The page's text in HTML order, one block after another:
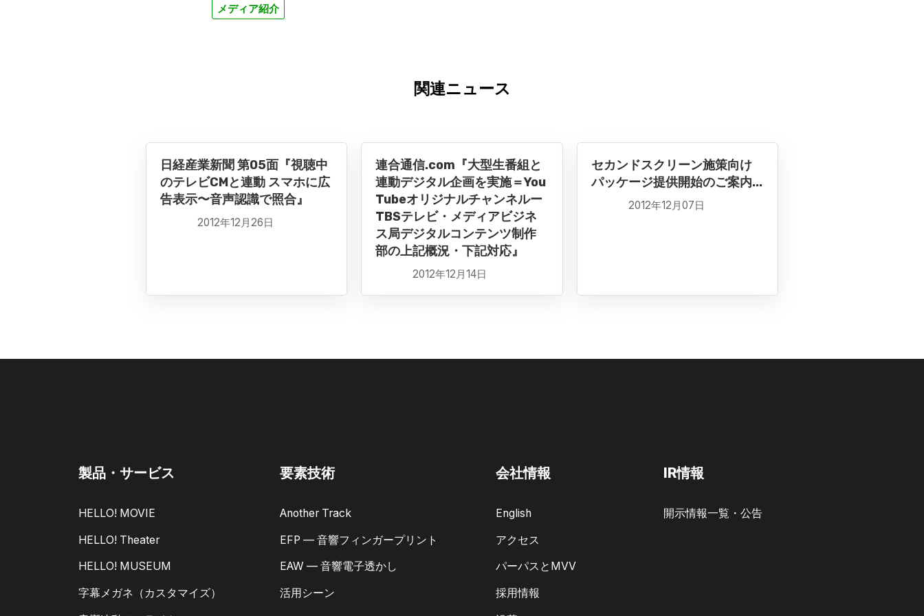
メディア紹介
関連ニュース
日経産業新聞 第05面『視聴中
のテレビCMと連動 スマホに広
告表示〜音声認識で照合』
2012年12月26日
連合通信.com『大型生番組と
連動デジタル企画を実施＝You
Tubeオリジナルチャンネルー
TBSテレビ・メディアビジネ
ス局デジタルコンテンツ制作
部の上記概況・下記対応』
2012年12月14日
セカンドスクリーン施策向け
パッケージ提供開始のご案内...
2012年12月07日
製品・サービス
HELLO! MOVIE
HELLO! Theater
HELLO! MUSEUM
字幕メガネ（カスタマイズ）
要素技術
Another Track
EFP — 音響フィンガープリント
EAW — 音響電子透かし
活用シーン
会社情報
English
アクセス
パーパスとMVV
採用情報
IR情報
開示情報一覧・公告